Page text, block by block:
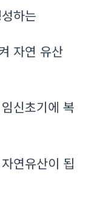
하는
자연 유산
신초기에 복
연유산이 됩